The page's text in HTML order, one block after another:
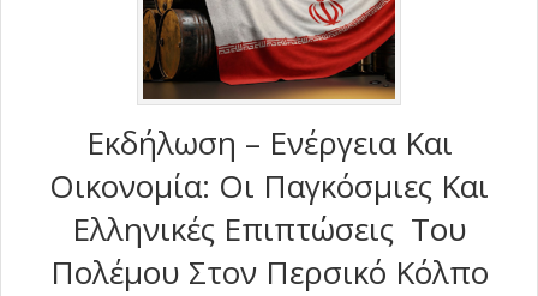
Εκδήλωση – Ενέργεια Και
Οικονομία: Οι Παγκόσμιες Και
Ελληνικές Επιπτώσεις Του
Πολέμου Στον Περσικό Κόλπο